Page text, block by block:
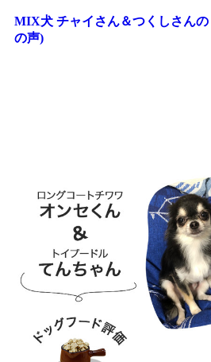
MIX犬 チャイさん＆つくしさん
の声)